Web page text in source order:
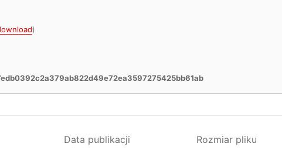
)
Data publikacji Rozmiar pliku